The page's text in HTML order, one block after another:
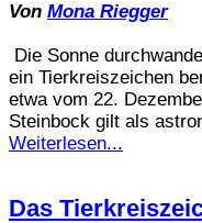
Von Mona Riegger
Die Sonne
ein Tierkreiszeichen
etwa vom 22.
Steinbock gilt als
Weiterlesen...
Das